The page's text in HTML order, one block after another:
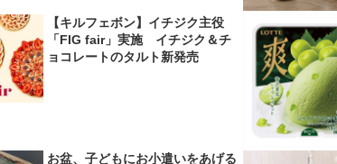
【キルフェボン】イチジク主役
「FIG fair」実施 イチジク＆チ
ョコレートのタルト新発売
お盆、子どもにお小遣いをあげる